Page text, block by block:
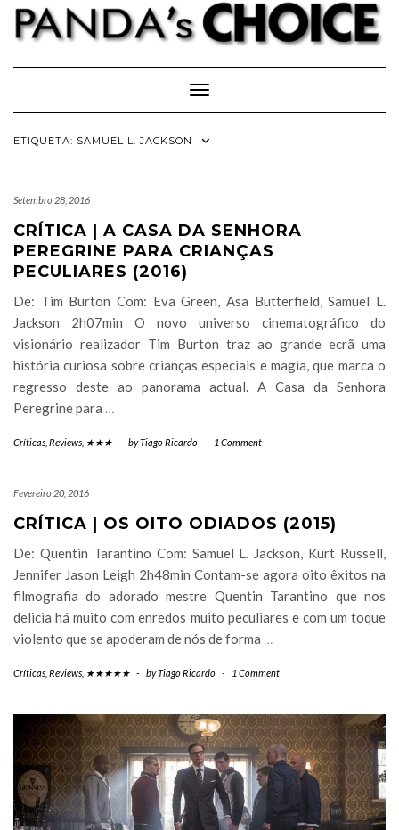
Skip
content
Toggle Navigation
ETIQUETA: SAMUEL L. JACKSON
Setembro 28, 2016
CRÍTICA | A CASA DA SENHORA
PEREGRINE PARA CRIANÇAS
PECULIARES (2016)
De: Tim Burton Com: Eva Green, Asa Butterfield, Samuel L.
Jackson 2h07min O novo universo cinematográfico do
visionário realizador Tim Burton traz ao grande ecrã uma
história curiosa sobre crianças especiais e magia, que marca o
regresso deste ao panorama actual. A Casa da Senhora
Peregrine para …
Críticas Reviews ★★★ - byTiago Ricardo - 1 Comment
Fevereiro 20, 2016
CRÍTICA | OS OITO ODIADOS (2015)
De: Quentin Tarantino Com: Samuel L. Jackson, Kurt Russell,
Jennifer Jason Leigh 2h48min Contam-se agora oito êxitos na
filmografia do adorado mestre Quentin Tarantino que nos
delicia há muito com enredos muito peculiares e com um toque
violento que se apoderam de nós de forma …
Críticas Reviews ★★★★★ - byTiago Ricardo - 1 Comment